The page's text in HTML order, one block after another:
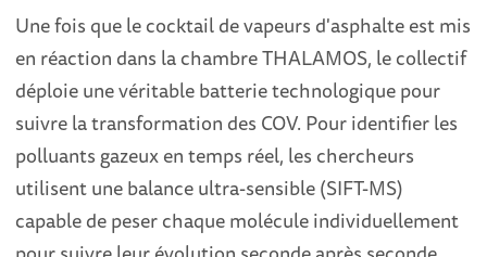
Une fois que le cocktail de vapeurs d'asphalte est mis
en réaction dans la chambre THALAMOS, le collectif
déploie une véritable batterie technologique pour
suivre la transformation des COV. Pour identifier les
polluants gazeux en temps réel, les chercheurs
utilisent une balance ultra-sensible (SIFT-MS)
capable de peser chaque molécule individuellement